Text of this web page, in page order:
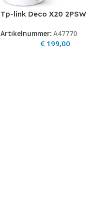
Tp-link Deco X20 2PSW
Artikelnummer:A47770
€ 199,00